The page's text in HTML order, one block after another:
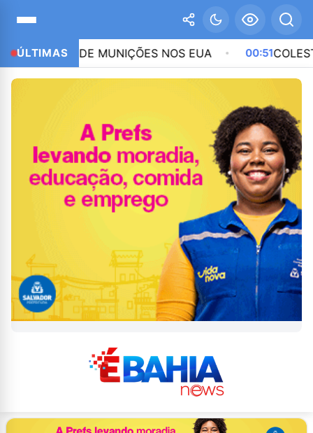
ÚLTIMAS
DE MUNIÇÕES NOS EUA 00:51 COLESTEROL